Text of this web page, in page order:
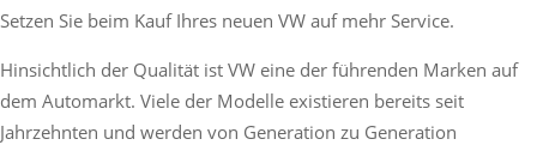
Setzen Sie beim Kauf Ihres neuen VW auf mehr Service.
Hinsichtlich der Qualität ist VW eine der führenden Marken auf
dem Automarkt. Viele der Modelle existieren bereits seit
Jahrzehnten und werden von Generation zu Generation